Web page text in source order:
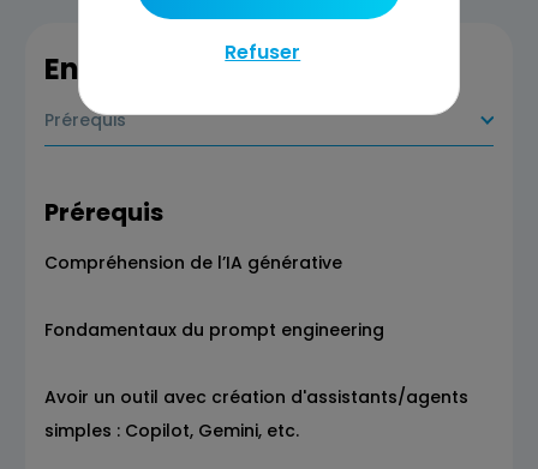
En savoir plus
Prérequis
Prérequis
Compréhension de l’IA générative
Fondamentaux du prompt engineering
Avoir un outil avec création d'assistants/agents
simples : Copilot, Gemini, etc.
Refuser